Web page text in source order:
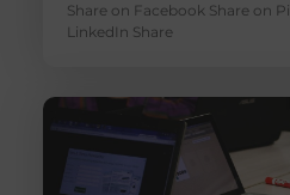
Share on Facebook Share on
LinkedIn Share